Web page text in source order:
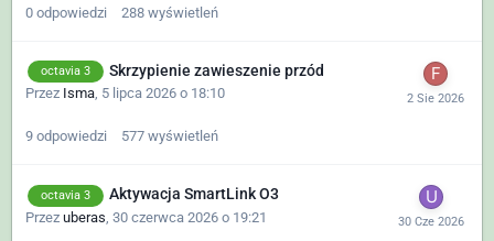
0 odpowiedzi 288 wyświetleń
octavia 3 Skrzypienie zawieszenie przód
Przez Isma, 5 lipca 2026 o 18:10
9 odpowiedzi 577 wyświetleń
octavia 3 Aktywacja SmartLink O3
Przez uberas 30 czerwca 2026 o 19:21